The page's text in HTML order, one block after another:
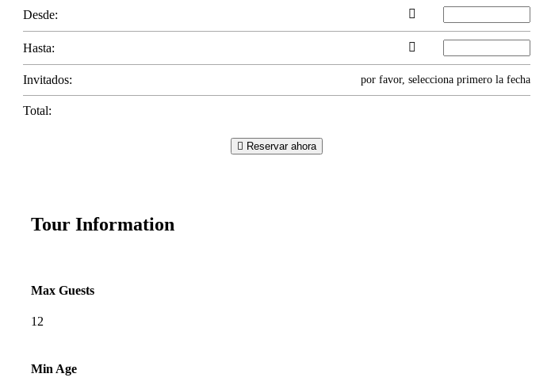
Desde:
Hasta:
Invitados: por favor, selecciona primero la fecha
Total:
Reservar ahora
Tour Information
Max Guests
12
Min Age